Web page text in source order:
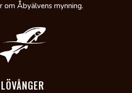
om Åbyälvens mynning.
LÖVÅNGER